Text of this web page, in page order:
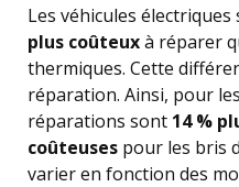
Les véhicules
plus coûteuxà réparer
thermiques. Cette
réparation. Ainsi, pour
réparations sont 14 %
coûteuses pour les bris
varier en fonction des